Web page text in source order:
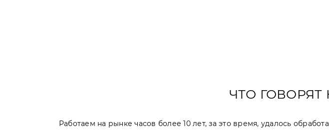
ЧТО
Работаем на рынке часов более 10 лет, за это время, удалось